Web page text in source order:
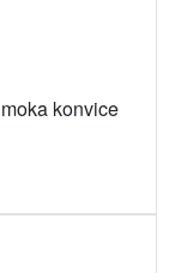
konvice